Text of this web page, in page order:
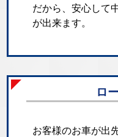
だから、安心して
が出来ます。
ロ
お客様のお車が出